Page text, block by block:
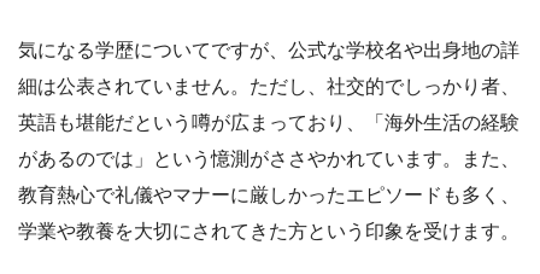
気になる学歴についてですが、公式な学校名や出身地の詳
細は公表されていません。ただし、社交的でしっかり者、
英語も堪能だという噂が広まっており、「海外生活の経験
があるのでは」という憶測がささやかれています。また、
教育熱心で礼儀やマナーに厳しかったエピソードも多く、
学業や教養を大切にされてきた方という印象を受けます。